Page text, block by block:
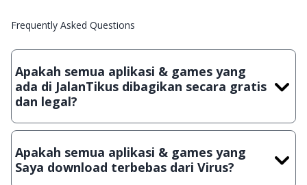
Frequently Asked Questions
Apakah semua aplikasi & games yang
ada di JalanTikus dibagikan secara gratis
dan legal?
Ya, JalanTikus hanya membagikan aplikasi & games yang
crack, patch atau semacamnya.
Apakah semua aplikasi & games yang
Saya download terbebas dari Virus?